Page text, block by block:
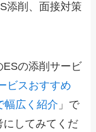
添削、面接対策
の添削サービ
ビスおすすめ
幅広く紹介 」で
してみてくだ